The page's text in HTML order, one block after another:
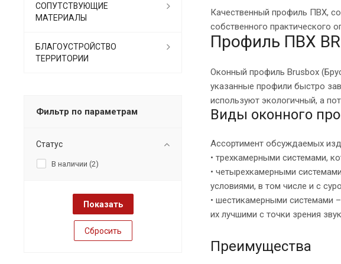
Качественный профиль ПВХ,
собственного практического
Профиль ПВХ
Оконный профиль Brusbox
указанные профили быстро
используют экологичный, а
Виды оконного
Ассортимент обсуждаемых
• трехкамерными системами,
• четырехкамерными
условиями, в том числе и с
• шестикамерными системами
их лучшими с точки зрения
Преимущества
СОПУТСТВУЮЩИЕ
МАТЕРИАЛЫ
БЛАГОУСТРОЙСТВО
ТЕРРИТОРИИ
Фильтр по параметрам
Статус
В наличии (2)
Сбросить